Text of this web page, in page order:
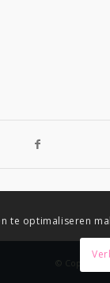
© Copyright
te optimaliseren